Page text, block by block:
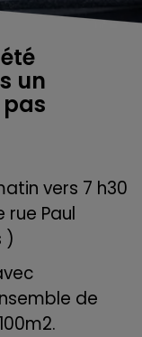
un
vers 7 h30
Paul
)
de